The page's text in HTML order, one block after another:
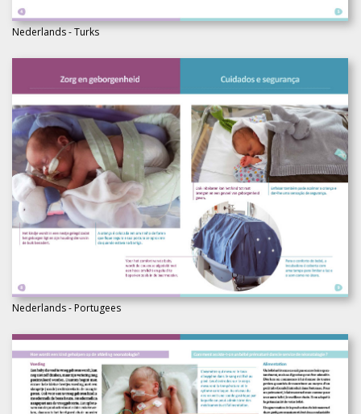
Nederlands - Turks
Nederlands - Portugees